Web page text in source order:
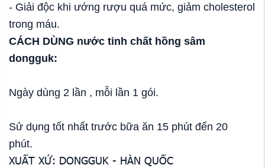
- Giải độc khi ướng rượu quá mức, giảm cholesterol
trong máu.
CÁCH DÙNG nước tinh chất hồng sâm
dongguk:
Ngày dùng 2 lần , mỗi lần 1 gói.
Sử dụng tốt nhất trước bữa ăn 15 phút đến 20
phút.
XUẤT XỨ: DONGGUK - HÀN QUỐC